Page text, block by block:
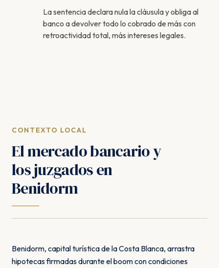
La sentencia declara nula la cláusula y obliga al
banco a devolver todo lo cobrado de más con
retroactividad total, más intereses legales.
CONTEXTO LOCAL
El mercado bancario y
los juzgados en
Benidorm
Benidorm, capital turística de la Costa Blanca, arrastra
hipotecas firmadas durante el boom con condiciones